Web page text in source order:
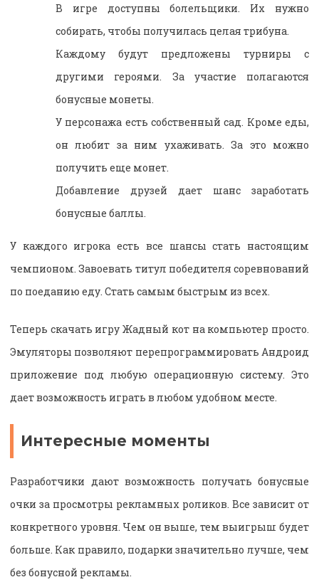
В игре доступны болельщики. Их нужно
собирать, чтобы получилась целая трибуна.
Каждому будут предложены турниры с
другими героями. За участие полагаются
бонусные монеты.
У персонажа есть собственный сад. Кроме еды,
он любит за ним ухаживать. За это можно
получить еще монет.
Добавление друзей дает шанс заработать
бонусные баллы.
У каждого игрока есть все шансы стать настоящим
чемпионом. Завоевать титул победителя соревнований
по поеданию еду. Стать самым быстрым из всех.
Теперь скачать игру Жадный кот на компьютер просто.
Эмуляторы позволяют перепрограммировать Андроид
приложение под любую операционную систему. Это
дает возможность играть в любом удобном месте.
Интересные моменты
Разработчики дают возможность получать бонусные
очки за просмотры рекламных роликов. Все зависит от
конкретного уровня. Чем он выше, тем выигрыш будет
больше. Как правило, подарки значительно лучше, чем
без бонусной рекламы.